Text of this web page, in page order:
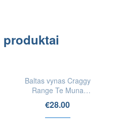
produktai
PARDUOTUVĖSE
Baltas vynas Craggy
Range Te Muna
Sauvignon Blanc
€28.00